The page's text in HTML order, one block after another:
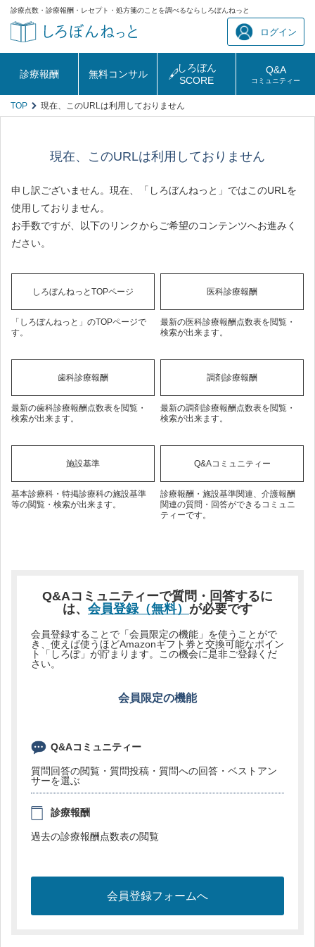
診療点数・診療報酬・レセプト・処方箋のことを調べるならしろぼんねっと
ログイン
診療報酬 無料コンサル
しろぼん
SCORE
Q&A
コミュニティー
TOP 現在、このURLは利用しておりません
現在、このURLは利用しておりません
申し訳ございません。現在、「しろぼんねっと」ではこのURLを
使用しておりません。
お手数ですが、以下のリンクからご希望のコンテンツへお進みく
ださい。
しろぼんねっとTOPページ
「しろぼんねっと」のTOPページで
す。
医科診療報酬
最新の医科診療報酬点数表を閲覧・
検索が出来ます。
歯科診療報酬
最新の歯科診療報酬点数表を閲覧・
検索が出来ます。
調剤診療報酬
最新の調剤診療報酬点数表を閲覧・
検索が出来ます。
施設基準
基本診療科・特掲診療科の施設基準
等の閲覧・検索が出来ます。
Q&Aコミュニティー
診療報酬・施設基準関連、介護報酬
関連の質問・回答ができるコミュニ
ティーです。
Q&Aコミュニティーで質問・回答するに
は、 会員登録（無料） が必要です
会員登録することで「会員限定の機能」を使うことがで
き、使えば使うほどAmazonギフト券と交換可能なポイン
ト「しろぽ」が貯まります。この機会に是非ご登録くだ
さい。
会員限定の機能
Q&Aコミュニティー
質問回答の閲覧・質問投稿・質問への回答・ベストアン
サーを選ぶ
診療報酬
過去の診療報酬点数表の閲覧
会員登録フォームへ